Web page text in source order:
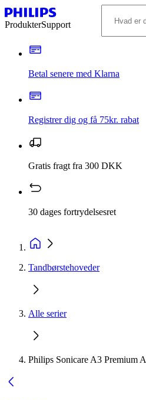
ProdukterSupport
Betal senere med Klarna
Registrer dig og få 75kr. rabat
Gratis fragt fra 300 DKK
30 dages fortrydelsesret
Tandbørstehoveder
Alle serier
Philips Sonicare A3 Premium